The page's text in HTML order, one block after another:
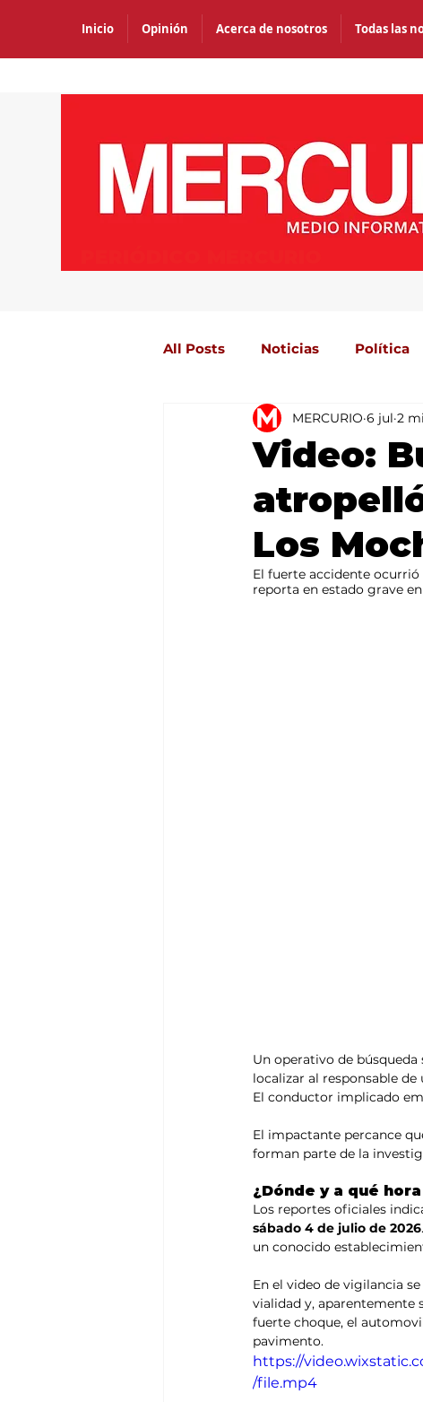
Inicio Opinión Acerca de nosotros Todas las
All Posts Noticias Política
Agricultura México
Video:
Los
MERCURIO 6 jul 2
El fuerte accidente ocurrió
reporta en estado grave
Un operativo de
localizar al responsable
El conductor implicado
El impactante percance
forman parte de la
¿Dónde y a qué
Los reportes oficiales
sábado 4 de julio de 2026
un conocido
En el video de vigilancia
vialidad y, aparentemente
fuerte choque, el
pavimento.
https://
/file.mp4